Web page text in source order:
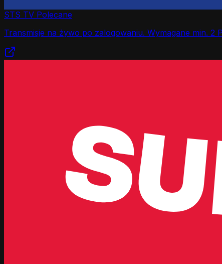
STS TV Polecane
Transmisje na żywo po zalogowaniu. Wymagane min. 2